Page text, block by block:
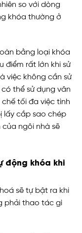
so với dòng
khóa thường ở
bằng loại khóa
điểm rất lớn khi sử
việc không cần sử
thể sử dụng vân
tối đa việc tình
lấy cắp sao chép
của ngôi nhà sẽ
động khóa khi
sẽ tự bật ra khi
phải thao tác gì